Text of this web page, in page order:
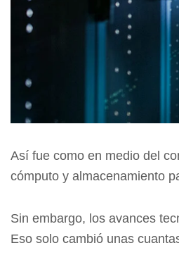
Así fue como en medio del
cómputo y almacenamiento
Sin embargo, los avances
Eso solo cambió unas